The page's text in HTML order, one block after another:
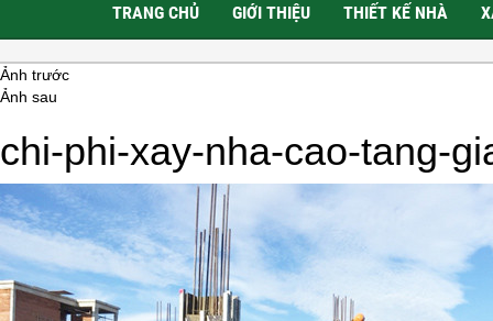
TRANG CHỦ GIỚI THIỆU THIẾT KẾ NHÀ
Ảnh trước
Ảnh sau
chi-phi-xay-nha-cao-tang-